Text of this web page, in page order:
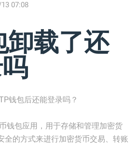
07:08
卸载了还
钱包后还能登录吗？
钱包应用，用于存储和管理加密货
全的方式来进行加密货币交易、转账